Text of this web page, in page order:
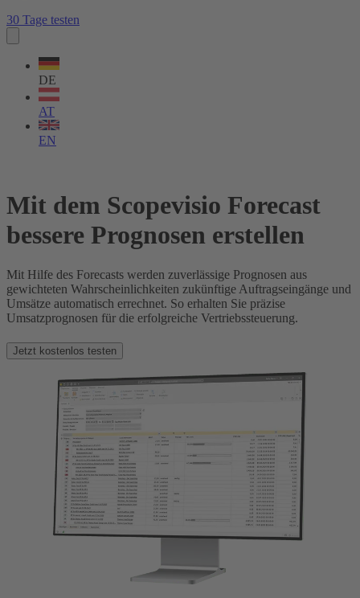
30 Tage testen
Sprache
wählen
DE
AT
EN
Mit dem Scopevisio Forecast
bessere Prognosen erstellen
Mit Hilfe des Forecasts werden zuverlässige Prognosen aus
gewichteten Wahrscheinlichkeiten zukünftige Auftragseingänge und
Umsätze automatisch errechnet. So erhalten Sie präzise
Umsatzprognosen für die erfolgreiche Vertriebssteuerung.
Jetzt kostenlos testen